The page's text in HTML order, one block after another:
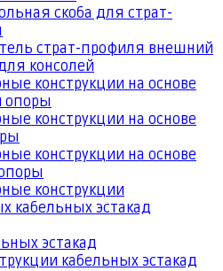
скоба для страт-
страт-профиля внешний
консолей
конструкции на основе
опоры
конструкции на основе
конструкции на основе
конструкции
кабельных эстакад
эстакад
кабельных эстакад